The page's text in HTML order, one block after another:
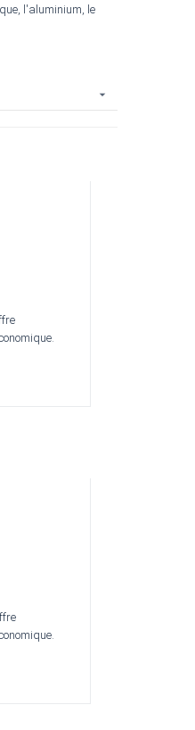
l'aluminium, le
